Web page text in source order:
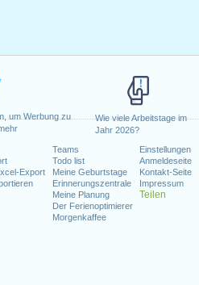
um Werbung zu
Wie viele Arbeitstage im
Jahr 2026?
Export
Teams
Todo list
Meine Geburtstage
Erinnerungszentrale
Meine Planung
Der Ferienoptimierer
Morgenkaffee
Einstellungen
Anmeldeseite
Kontakt-Seite
Impressum
Teilen